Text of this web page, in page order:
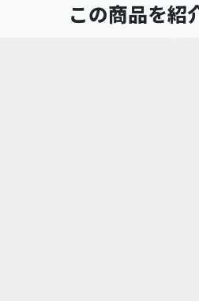
この商品を紹